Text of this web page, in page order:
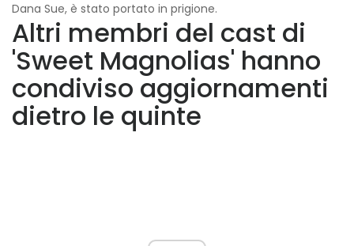
Dana Sue, è stato portato in prigione.
Altri membri del cast di
'Sweet Magnolias' hanno
condiviso aggiornamenti
dietro le quinte